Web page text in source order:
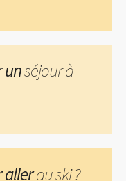
unséjour à
allerau ski ?